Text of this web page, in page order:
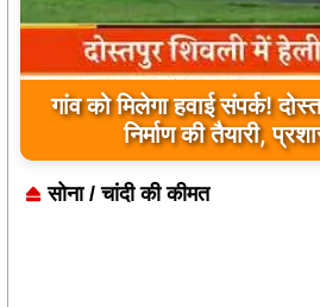
गांव को मिलेगा हवाई संपर्क!
निर्माण की तैयारी,
सोना / चांदी की कीमत